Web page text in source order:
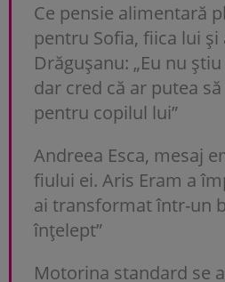
Ce pensie alimentară
pentru Sofia, fiica lui și
Drăgușanu: „Eu nu
dar cred că ar putea
pentru copilul lui”
Andreea Esca, mesaj
fiului ei. Aris Eram a
ai transformat într-un
înțelept”
Motorina standard se